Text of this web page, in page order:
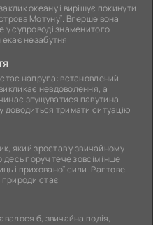
океану і вирішує покинути
Мотунуї. Вперше вона
у супроводі знаменитого
незабутня
напруга: встановлений
невдоволення, а
згущуватися павутина
доводиться тримати ситуацію
який зростав у звичайному
десь поруч тече зовсім інше
і прихованої сили. Раптове
природи стає
б, звичайна подія,